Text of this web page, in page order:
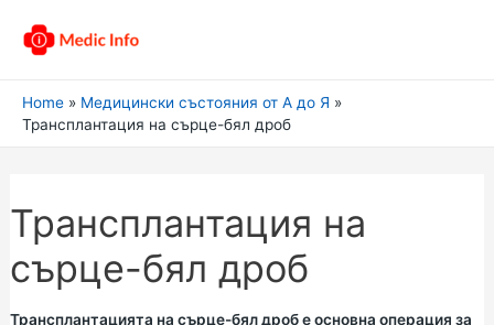
Home
Медицински състояния от А до Я
Трансплантация на сърце-бял дроб
Трансплантация на
сърце-бял дроб
Трансплантацията на сърце-бял дроб е основна операция за